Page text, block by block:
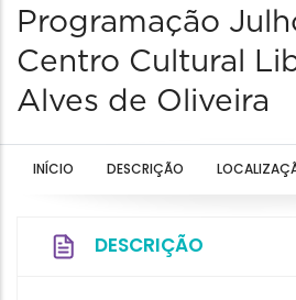
Programação
Centro Cultural
Alves de Oliveira
INÍCIO DESCRIÇÃO
DESCRIÇÃO